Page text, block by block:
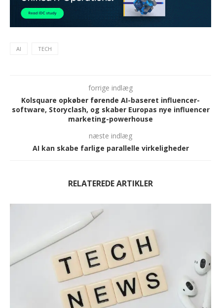
AI TECH
forrige indlæg
Kolsquare opkøber førende AI-baseret influencer-
software, Storyclash, og skaber Europas nye influencer
marketing-powerhouse
næste indlæg
AI kan skabe farlige parallelle virkeligheder
RELATEREDE ARTIKLER